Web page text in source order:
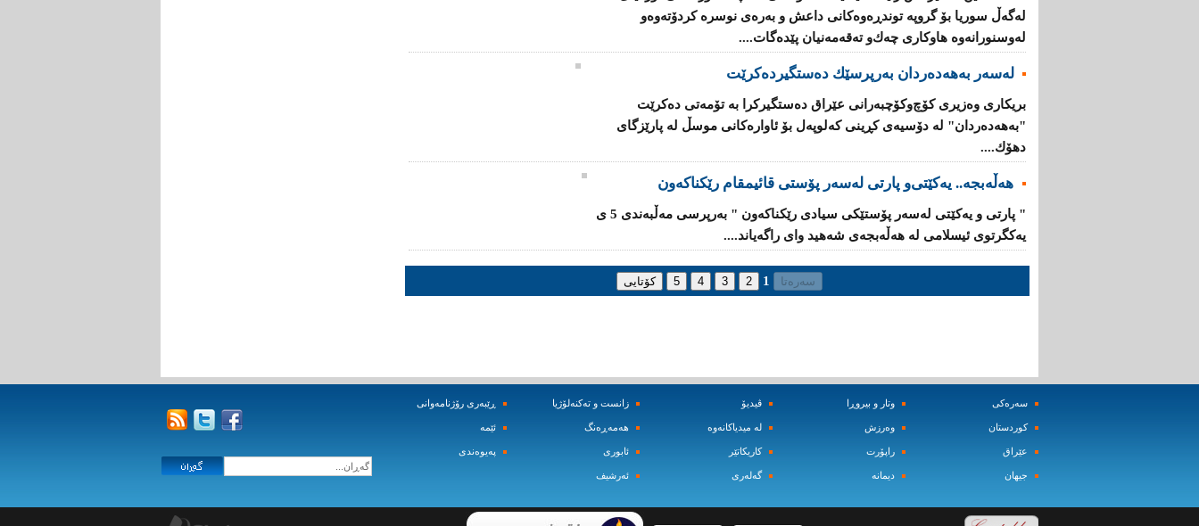
لەگەڵ سوریا بۆ گروپە توندڕەوەكانی داعش و بەرەی نوسرە كردۆتەوەو
لە‌وسنورانەوە هاوكاری چەك‌و تەقەمەنیان پێدەگات....
لەسەر بەهەدەردان بەرپرسێك دەستگیردەكرێت
بریكاری‌ وەزیری‌ كۆچ‌وكۆچبەرانی‌ عێراق دەستگیركرا بە تۆمەتی دەكرێت
"بەهەدەردان" لە دۆسیەی‌ كڕینی‌ كەلوپەل بۆ ئاوارەكانی‌ موسڵ لە پارێزگای‌
دهۆك....
هەڵەبجە.. یەكێتی‌‌و پارتی‌ لەسەر پۆستی‌ قائیمقام رێكناكەون
" پارتی‌ و یەكێتی‌ لەسەر پۆستێكی‌ سیادی‌ رێكناكەون " بەرپرسی‌ مەڵبەندی‌ 5 ی‌
یەكگرتوی‌ ئیسلامی لە هەڵەبجەی شەهید وای راگەیاند....
1
سه‌ره‌کی
کوردستان
عێراق
جیهان
وتار و بیروڕا
وه‌رزش‌
راپۆرت
دیمانه‌
ڤیدیۆ
له‌ میدیاکانه‌وه‌
کاریکاتێر
گه‌له‌ری
زانست و ته‌کنه‌لۆژیا
هه‌مه‌ڕه‌نگ
ئابوری
ئه‌رشیف
ڕێبه‌ری رۆژنامه‌وانی
ئێمه‌
په‌یوه‌ندی